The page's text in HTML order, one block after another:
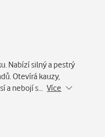
Nabízí silný a pestrý
Otevírá kauzy,
a nebojí s…Více